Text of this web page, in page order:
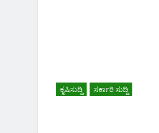
ಕೃಷಿಸುದ್ದಿ ಸರ್ಕಾರಿ ಸುದ್ದಿ